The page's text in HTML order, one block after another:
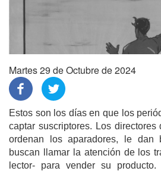
Martes 29 de Octubre de 2024
Estos son los días en que los
captar suscriptores. Los
ordenan los aparadores, le
buscan llamar la atención de los
lector- para vender su producto.